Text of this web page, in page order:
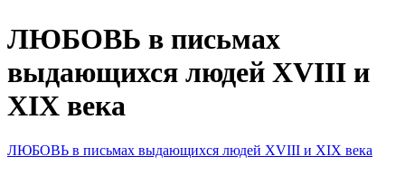
ЛЮБОВЬ в письмах
выдающихся людей XVIII и
XIX века
ЛЮБОВЬ в письмах выдающихся людей XVIII и XIX века